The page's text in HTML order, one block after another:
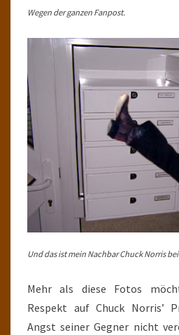
Wegen der ganzen Fanpost.
Und das ist mein Nachbar Chuck Norris
Mehr als diese Fotos
Respekt auf Chuck Norris’
Angst seiner Gegner nicht